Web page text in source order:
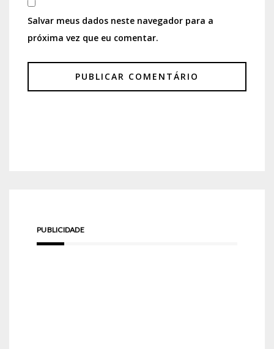
Salvar meus dados neste navegador para a
próxima vez que eu comentar.
PUBLICIDADE